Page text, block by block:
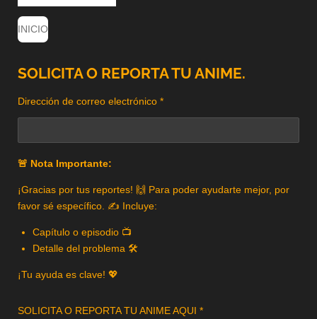
INICIO
SOLICITA O REPORTA TU ANIME.
Dirección de correo electrónico *
🚨 Nota Importante:
¡Gracias por tus reportes! 🙌 Para poder ayudarte mejor, por
favor sé específico. ✍️ Incluye:
Capítulo o episodio 📺
Detalle del problema 🛠️
¡Tu ayuda es clave! 💖
SOLICITA O REPORTA TU ANIME AQUI *